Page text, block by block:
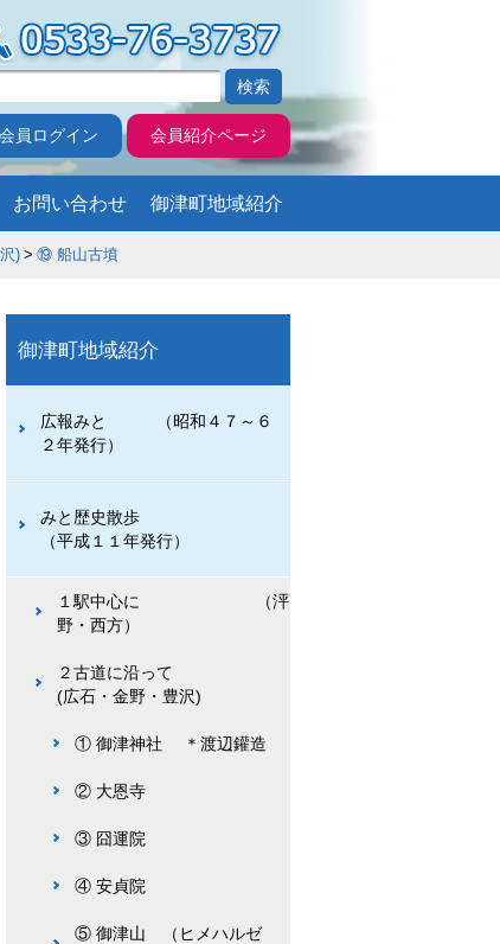
会員ログイン 会員紹介ページ
お問い合わせ 御津町地域紹介
) ⑲ 船山古墳
御津町地域紹介
広報みと （昭和４７～６
２年発行）
みと歴史散歩
（平成１１年発行）
１駅中心に （泙
野・西方）
２古道に沿って
(広石・金野・豊沢)
① 御津神社 ＊渡辺鑵造
② 大恩寺
③ 囧運院
④ 安貞院
⑤ 御津山 （ヒメハルゼ